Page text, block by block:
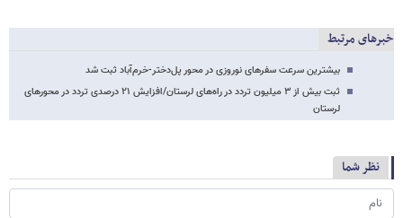
خبرهای مرتبط
بیشترین سرعت سفرهای نوروزی در محور پل‌دختر-خرم‌آباد ثبت شد
ثبت بیش از ۳ میلیون تردد در راه‌های لرستان/افزایش ۲۱ درصدی تردد در محورهای
لرستان
نظر شما